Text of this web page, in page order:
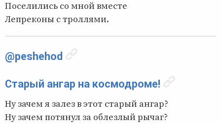
Поселились со мной вместе
Лепреконы с троллями.
@peshehod
Старый ангар на космодроме!
Ну зачем я залез в этот старый ангар?
Ну зачем потянул за облезлый рычаг?